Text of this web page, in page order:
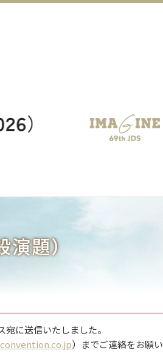
題）
に送信いたしました。
）までご連絡をお願い